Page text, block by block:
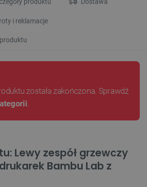
produktu Dostawa
i reklamacje
została zakończona. Sprawdź
.
Lewy zespół grzewczy
Bambu Lab z